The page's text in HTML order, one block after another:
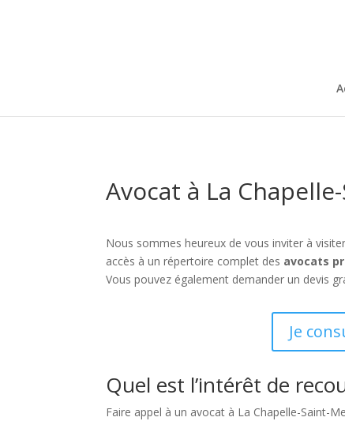
Avocat à La
Nous sommes heureux de vous inviter à
accès à un répertoire complet des avocats
Vous pouvez également demander un devis
Je
Quel est l’intérêt de
Faire appel à un avocat à La Chapelle-Saint-